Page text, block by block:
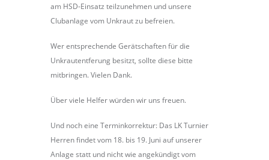
am HSD-Einsatz teilzunehmen und unsere
Clubanlage vom Unkraut zu befreien.
Wer entsprechende Gerätschaften für die
Unkrautentferung besitzt, sollte diese bitte
mitbringen. Vielen Dank.
Über viele Helfer würden wir uns freuen.
Und noch eine Terminkorrektur: Das LK Turnier
Herren findet vom 18. bis 19. Juni auf unserer
Anlage statt und nicht wie angekündigt vom